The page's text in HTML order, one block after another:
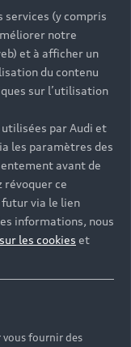
à chaque
illimité
d’entretien
vos
questions
avec Audi.
(y compris
notre
et à afficher un
du contenu
sur l’utilisation
par Audi et
les paramètres des
avant de
révoquer ce
via le lien
informations, nous
les cookies et
vous fournir des